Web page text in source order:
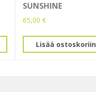
SUNSHINE
65,00 €
Lisää ostoskoriin